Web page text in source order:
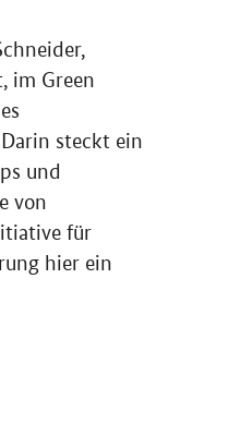
im Green
steckt ein
und
von
für
hier ein